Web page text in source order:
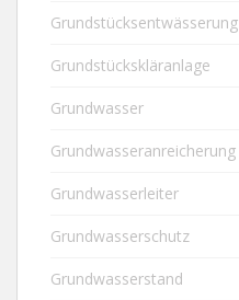
Grundstücksentwässerung
Grundstückskläranlage
Grundwasser
Grundwasseranreicherung
Grundwasserleiter
Grundwasserschutz
Grundwasserstand